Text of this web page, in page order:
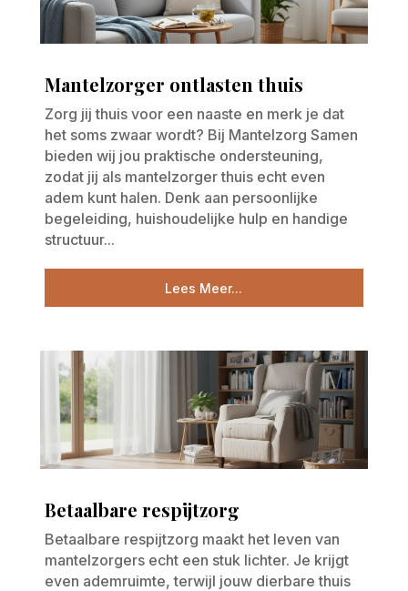
Mantelzorger ontlasten thuis
Zorg jij thuis voor een naaste en merk je dat
het soms zwaar wordt? Bij Mantelzorg Samen
bieden wij jou praktische ondersteuning,
zodat jij als mantelzorger thuis echt even
adem kunt halen. Denk aan persoonlijke
begeleiding, huishoudelijke hulp en handige
structuur...
Lees Meer...
Betaalbare respijtzorg
Betaalbare respijtzorg maakt het leven van
mantelzorgers echt een stuk lichter. Je krijgt
even ademruimte, terwijl jouw dierbare thuis